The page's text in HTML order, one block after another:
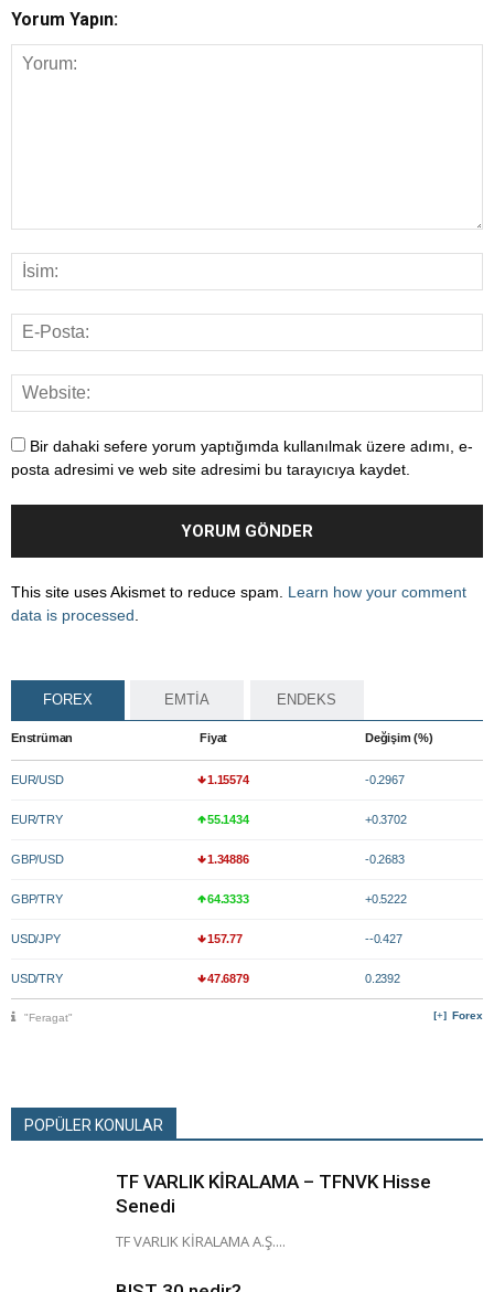
Yorum Yapın:
Bir dahaki sefere yorum yaptığımda kullanılmak üzere adımı, e-
posta adresimi ve web site adresimi bu tarayıcıya kaydet.
This site uses Akismet to reduce spam. Learn how your comment
data is processed
FOREX EMTİA ENDEKS
Enstrüman Fiyat Değişim (%)
EUR/USD 1.15574 -0.2967
EUR/TRY 55.1434 +0.3702
GBP/USD 1.34886 -0.2683
GBP/TRY 64.3333 +0.5222
USD/JPY 157.77 --0.427
USD/TRY 47.6879 0.2392
Forex
"Feragat"
POPÜLER KONULAR
TF VARLIK KİRALAMA – TFNVK Hisse
Senedi
TF VARLIK KİRALAMA A.Ş....